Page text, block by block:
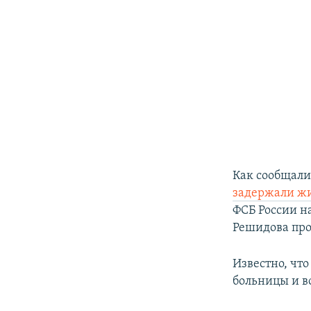
Как
задержали
ФСБ России
Решидова
Известно,
больницы и